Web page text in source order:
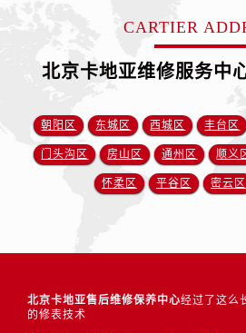
CARTIER
北京卡地亚维修服务中
朝阳区 东城区 西城区 丰台区
门头沟区 房山区 通州区 顺义
怀柔区 平谷区 密云区
北京卡地亚售后维修保养中心经过了这么
的修表技术